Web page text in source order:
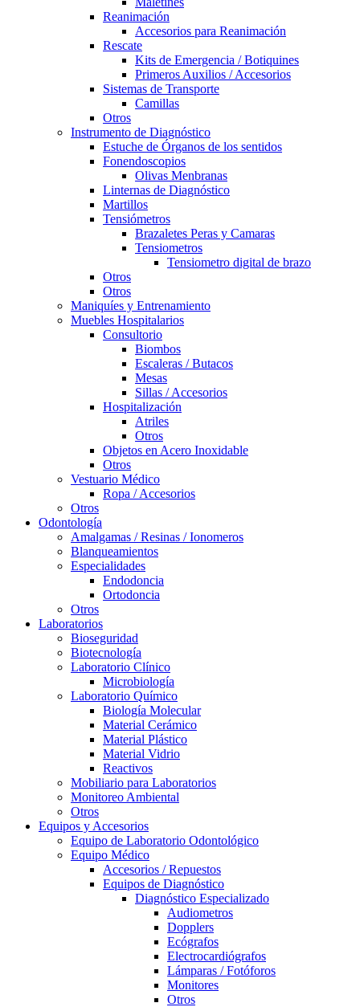
Reanimación
Accesorios para Reanimación
Rescate
Kits de Emergencia / Botiquines
Primeros Auxilios / Accesorios
Sistemas de Transporte
Camillas
Otros
Instrumento de Diagnóstico
Estuche de Órganos de los sentidos
Fonendoscopios
Olivas Menbranas
Linternas de Diagnóstico
Martillos
Tensiómetros
Brazaletes Peras y Camaras
Tensiometros
Tensiometro digital de brazo
Otros
Otros
Maniquíes y Entrenamiento
Muebles Hospitalarios
Consultorio
Biombos
Escaleras / Butacos
Mesas
Sillas / Accesorios
Hospitalización
Atriles
Otros
Objetos en Acero Inoxidable
Otros
Vestuario Médico
Ropa / Accesorios
Otros
Odontología
Amalgamas / Resinas / Ionomeros
Blanqueamientos
Especialidades
Endodoncia
Ortodoncia
Otros
Laboratorios
Bioseguridad
Biotecnología
Laboratorio Clínico
Microbiología
Laboratorio Químico
Biología Molecular
Material Cerámico
Material Plástico
Material Vidrio
Reactivos
Mobiliario para Laboratorios
Monitoreo Ambiental
Otros
Equipos y Accesorios
Equipo de Laboratorio Odontológico
Equipo Médico
Accesorios / Repuestos
Equipos de Diagnóstico
Diagnóstico Especializado
Audiometros
Dopplers
Ecógrafos
Electrocardiógrafos
Lámparas / Fotóforos
Monitores
Otros